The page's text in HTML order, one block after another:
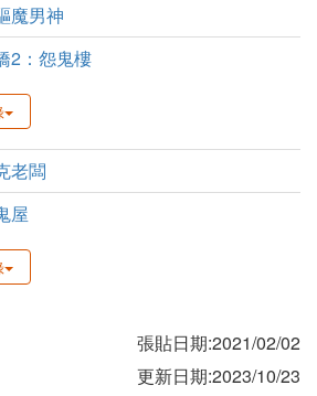
魔男神
2：怨鬼樓
老闆
屋
張貼日期:2021/02/02
更新日期:2023/10/23